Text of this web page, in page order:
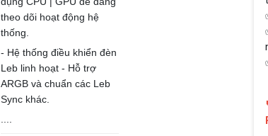
theo dõi hoạt động hệ
thống.
- Hệ thống điều khiển đèn
Leb linh hoạt - Hỗ trợ
ARGB và chuẩn các Leb
Sync khác.
....